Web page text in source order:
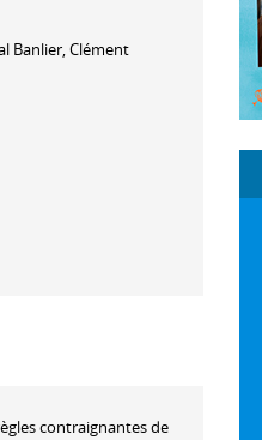
Banlier,Clément
contraignantes de